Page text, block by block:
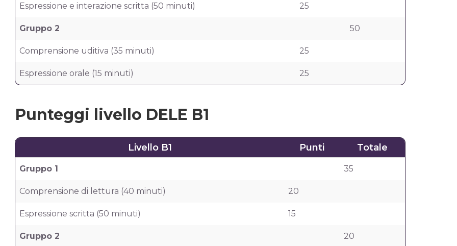
Espressione e interazione scritta (50 minuti) 25
Gruppo 2 50
Comprensione uditiva (35 minuti) 25
Espressione orale (15 minuti) 25
Punteggi livello DELE B1
Livello B1 Punti Totale
Gruppo 1 35
Comprensione di lettura (40 minuti) 20
Espressione scritta (50 minuti) 15
Gruppo 2 20